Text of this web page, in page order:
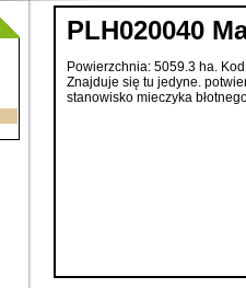
PLH020040
Powierzchnia: 5059.3 ha.
Znajduje się tu jedyne.
stanowisko mieczyka